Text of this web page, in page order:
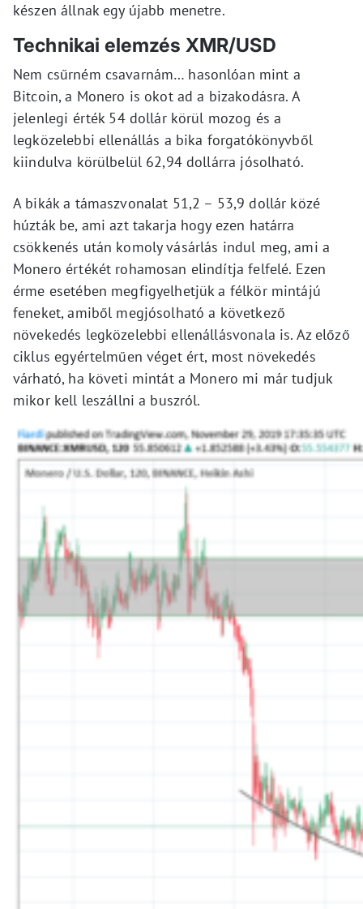
készen állnak egy újabb menetre.
Technikai elemzés XMR/USD
Nem csűrném csavarnám… hasonlóan mint a
Bitcoin, a Monero is okot ad a bizakodásra. A
jelenlegi érték 54 dollár körül mozog és a
legközelebbi ellenállás a bika forgatókönyvből
kiindulva körülbelül 62,94 dollárra jósolható.
A bikák a támaszvonalat 51,2 – 53,9 dollár közé
húzták be, ami azt takarja hogy ezen határra
csökkenés után komoly vásárlás indul meg, ami a
Monero értékét rohamosan elindítja felfelé. Ezen
érme esetében megfigyelhetjük a félkör mintájú
feneket, amiből megjósolható a következő
növekedés legközelebbi ellenállásvonala is. Az előző
ciklus egyértelműen véget ért, most növekedés
várható, ha követi mintát a Monero mi már tudjuk
mikor kell leszállni a buszról.